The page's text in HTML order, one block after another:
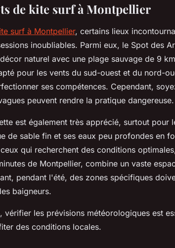
de kite surf à Montpellier
surf à Montpellier, certains lieux
inoubliables. Parmi eux, le Spot des
naturel avec une plage sauvage de 9
pour les vents du sud-ouest et du nord-
ses compétences. Cependant,
peuvent rendre la pratique dangereuse.
est également très apprécié, surtout pour
de sable fin et ses eaux peu profondes en
qui recherchent des conditions
de Montpellier, combine un vaste
pendant l'été, des zones spécifiques
baigneurs.
vérifier les prévisions météorologiques est
des conditions locales.